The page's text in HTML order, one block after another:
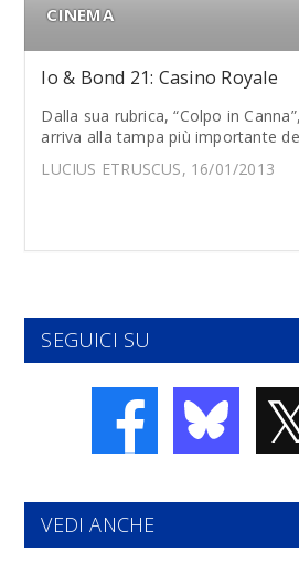
CINEMA
Io & Bond 21: Casino Royale
Dalla sua rubrica, “Colpo in
arriva alla tampa più importante
LUCIUS ETRUSCUS, 16/01/2013
SEGUICI SU
VEDI ANCHE